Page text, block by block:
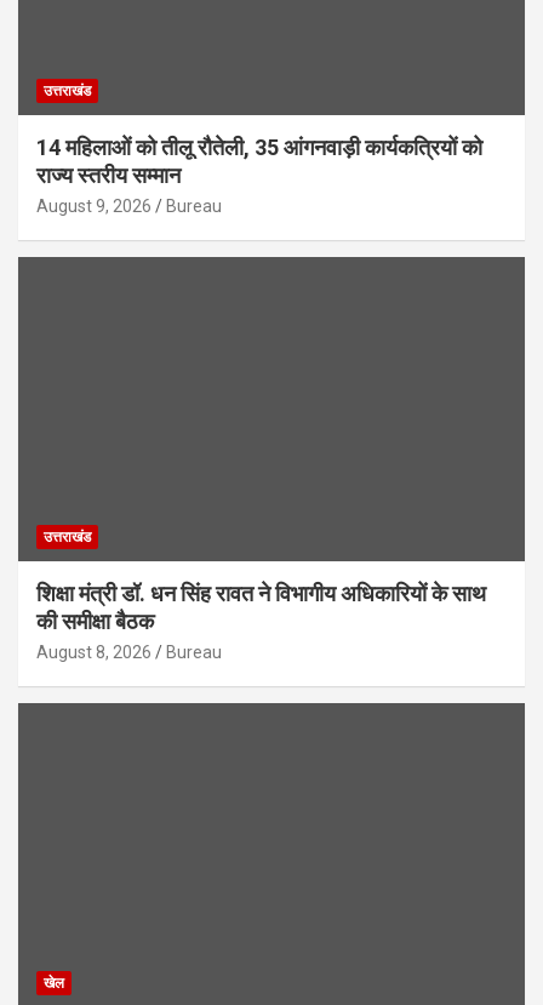
उत्तराखंड
14 महिलाओं को तीलू रौतेली, 35 आंगनवाड़ी कार्यकत्रियों को
राज्य स्तरीय सम्मान
August 9, 2026 Bureau
उत्तराखंड
शिक्षा मंत्री डॉ. धन सिंह रावत ने विभागीय अधिकारियों के साथ
की समीक्षा बैठक
August 8, 2026 Bureau
खेल